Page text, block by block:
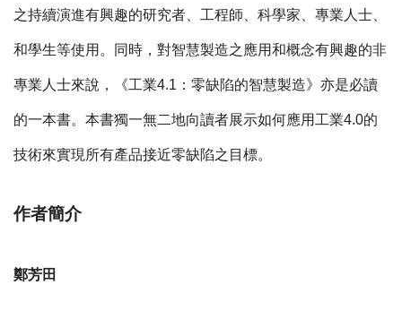
之持續演進有興趣的研究者、工程師、科學家、專業人士、
和學生等使用。同時，對智慧製造之應用和概念有興趣的非
專業人士來說，《工業4.1：零缺陷的智慧製造》亦是必讀
的一本書。本書獨一無二地向讀者展示如何應用工業4.0的
技術來實現所有產品接近零缺陷之目標。
作者簡介
鄭芳田